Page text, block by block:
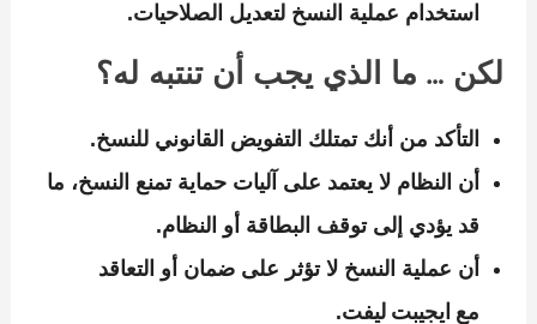
استخدام عملية النسخ لتعديل الصلاحيات.
لكن … ما الذي يجب أن تنتبه له؟
التأكد من أنك تمتلك التفويض القانوني للنسخ.
أن النظام لا يعتمد على آليات حماية تمنع النسخ، ما
قد يؤدي إلى توقف البطاقة أو النظام.
أن عملية النسخ لا تؤثر على ضمان أو التعاقد
مع ايجيبت ليفت.